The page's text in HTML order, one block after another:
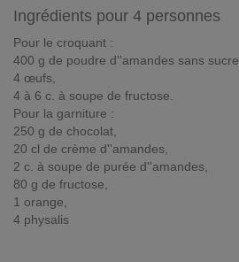
Ingrédients pour 4 personnes
Pour le croquant :
400 g de poudre d''amandes sans sucre,
4 œufs,
4 à 6 c. à soupe de fructose.
Pour la garniture :
250 g de chocolat,
20 cl de crème d''amandes,
2 c. à soupe de purée d''amandes,
80 g de fructose,
1 orange,
4 physalis